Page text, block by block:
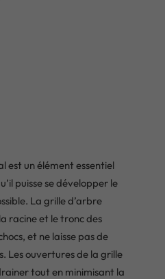
est un élément essentiel
puisse se développer le
La grille d’arbre
racine et le tronc des
et ne laisse pas de
Les ouvertures de la grille
tout en minimisant la